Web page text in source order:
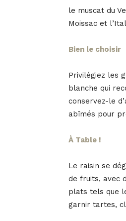
le muscat du
Moissac et
Bien le choisir
Privilégiez les
blanche qui
conservez-le
abîmés pour
À Table !
Le raisin se
de fruits, avec
plats tels que
garnir tartes,